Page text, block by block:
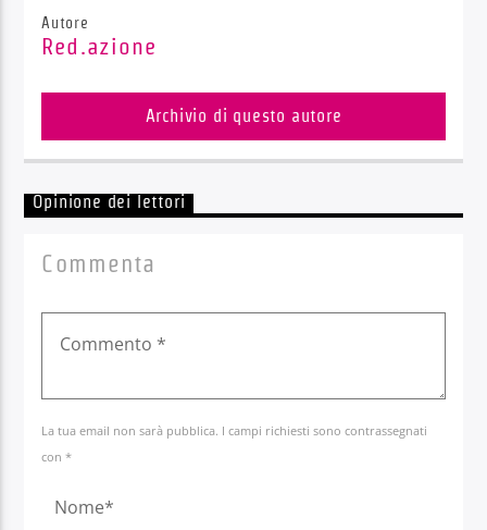
Autore
Red.azione
Archivio di questo autore
Opinione dei lettori
Commenta
La tua email non sarà pubblica. I campi richiesti sono contrassegnati
con *